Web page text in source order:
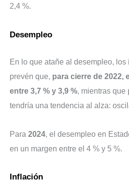
2,4 %.
Desempleo
En lo que atañe al desempleo,
prevén que, para cierre de 2022,
entre 3,7 % y 3,9 %, mientras que
tendría una tendencia al alza:
Para 2024, el desempleo en
en un margen entre el 4 % y 5 %.
Inflación